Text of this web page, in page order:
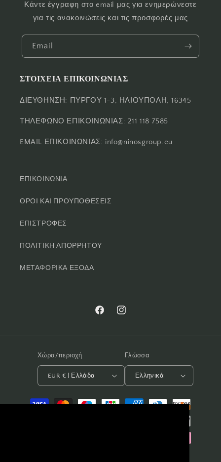
Κάντε έγγραφη στο email μας για ενημερώνεστε
για τις ανακοινώσεις και τις προσφορές μας
Email
ΣΤΟΙΧΕΙΑ ΕΠΙΚΟΙΝΩΝΙΑΣ
ΔΙΕΥΘΗΝΣΗ: ΠΥΡΓΟΥ 1-3, ΗΛΙΟΥΠΟΛΗ, 16345
ΤΗΛΕΦΩΝΟ ΕΠΙΚΟΙΝΩΝΙΑΣ: 211 118 7585
EMAIL ΕΠΙΚΟΙΝΩΝΙΑΣ: info@ninosgroup.eu
ΕΠΙΚΟΙΝΩΝΙΑ
ΟΡΟΙ ΚΑΙ ΠΡΟΥΠΟΘΕΣΕΙΣ
ΕΠΙΣΤΡΟΦΕΣ
ΠΟΛΙΤΙΚΗ ΑΠΟΡΡΗΤΟΥ
ΜΕΤΑΦΟΡΙΚΑ ΕΞΟΔΑ
FacebookInstagram
Χώρα/περιοχή
EUR € | Ελλάδα
Γλώσσα
Ελληνικά
Μέθοδοι